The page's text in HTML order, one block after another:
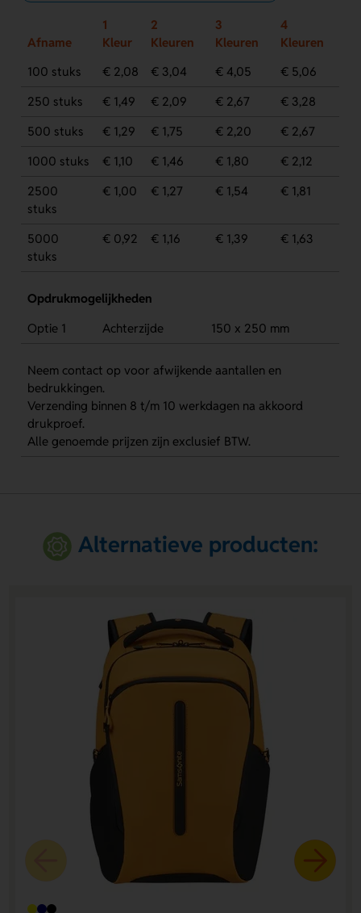
Afname
1
Kleur
2
Kleuren
3
Kleuren
4
Kleuren
100 stuks
€ 2,08 € 3,04 € 4,05
€ 5,06
250 stuks
€ 1,49 € 2,09 € 2,67
€ 3,28
500 stuks
€ 1,29 € 1,75 € 2,20
€ 2,67
1000 stuks
€ 1,10 € 1,46 € 1,80
€ 2,12
2500
stuks
€ 1,00 € 1,27 € 1,54 € 1,81
5000
stuks
€ 0,92 € 1,16 € 1,39 € 1,63
Opdrukmogelijkheden
Optie 1
Achterzijde 150 x 250 mm
Neem contact op voor afwijkende aantallen en
bedrukkingen.
Verzending binnen 8 t/m 10 werkdagen na akkoord
drukproef.
Alle genoemde prijzen zijn exclusief BTW.
Alternatieve producten: